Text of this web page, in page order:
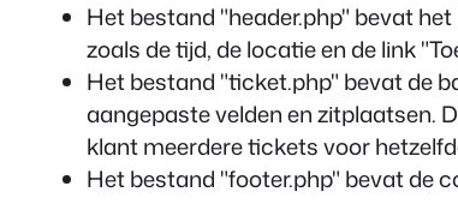
Het bestand "header.php" bevat het
zoals de tijd, de locatie en de link
Het bestand "ticket.php" bevat de
aangepaste velden en zitplaatsen.
klant meerdere tickets voor
Het bestand "footer.php" bevat de